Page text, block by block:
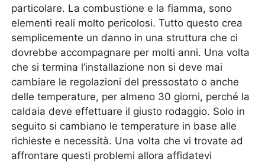
particolare. La combustione e la fiamma, sono
elementi reali molto pericolosi. Tutto questo crea
semplicemente un danno in una struttura che ci
dovrebbe accompagnare per molti anni. Una volta
che si termina l’installazione non si deve mai
cambiare le regolazioni del pressostato o anche
delle temperature, per almeno 30 giorni, perché la
caldaia deve effettuare il giusto rodaggio. Solo in
seguito si cambiano le temperature in base alle
richieste e necessità. Una volta che vi trovate ad
affrontare questi problemi allora affidatevi